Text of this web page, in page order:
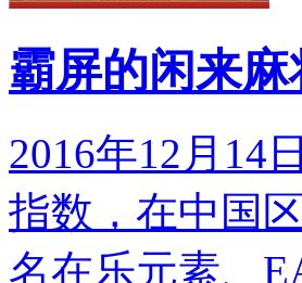
霸屏的闲来
2016年12月14
指数，在中国
名在乐元素、